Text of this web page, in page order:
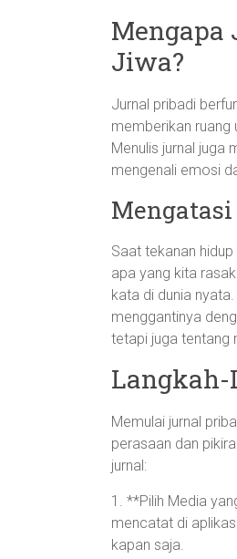
Mengapa
Jiwa?
Jurnal pribadi
memberikan ruang
Menulis jurnal juga
mengenali emosi
Saat tekanan
apa yang kita
kata di dunia
menggantinya
tetapi juga tentang
Memulai jurnal
perasaan dan
jurnal:
1. **Pilih Media
mencatat di
kapan saja.